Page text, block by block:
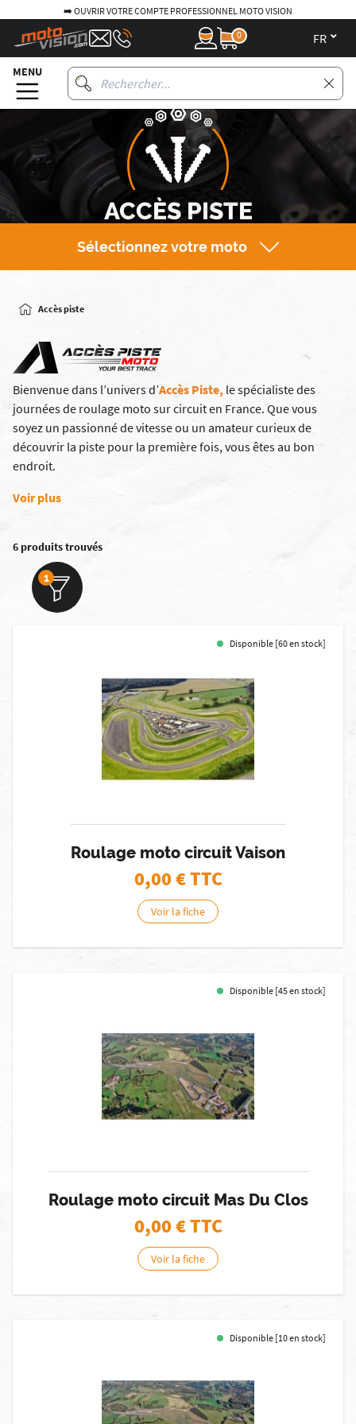
➡️ OUVRIR VOTRE COMPTE PROFESSIONNEL MOTO VISION
0
MENU
ACCÈS PISTE
Sélectionnez votre moto
Accès piste
Bienvenue dans l’univers d’Accès Piste, le spécialiste des
journées de roulage moto sur circuit en France. Que vous
soyez un passionné de vitesse ou un amateur curieux de
découvrir la piste pour la première fois, vous êtes au bon
endroit.
Voir plus
6 produits trouvés
1
Disponible [60 en stock]
Roulage moto circuit Vaison
0,00€ TTC
Voir la fiche
Disponible [45 en stock]
Roulage moto circuit Mas Du Clos
0,00€ TTC
Voir la fiche
Disponible [10 en stock]